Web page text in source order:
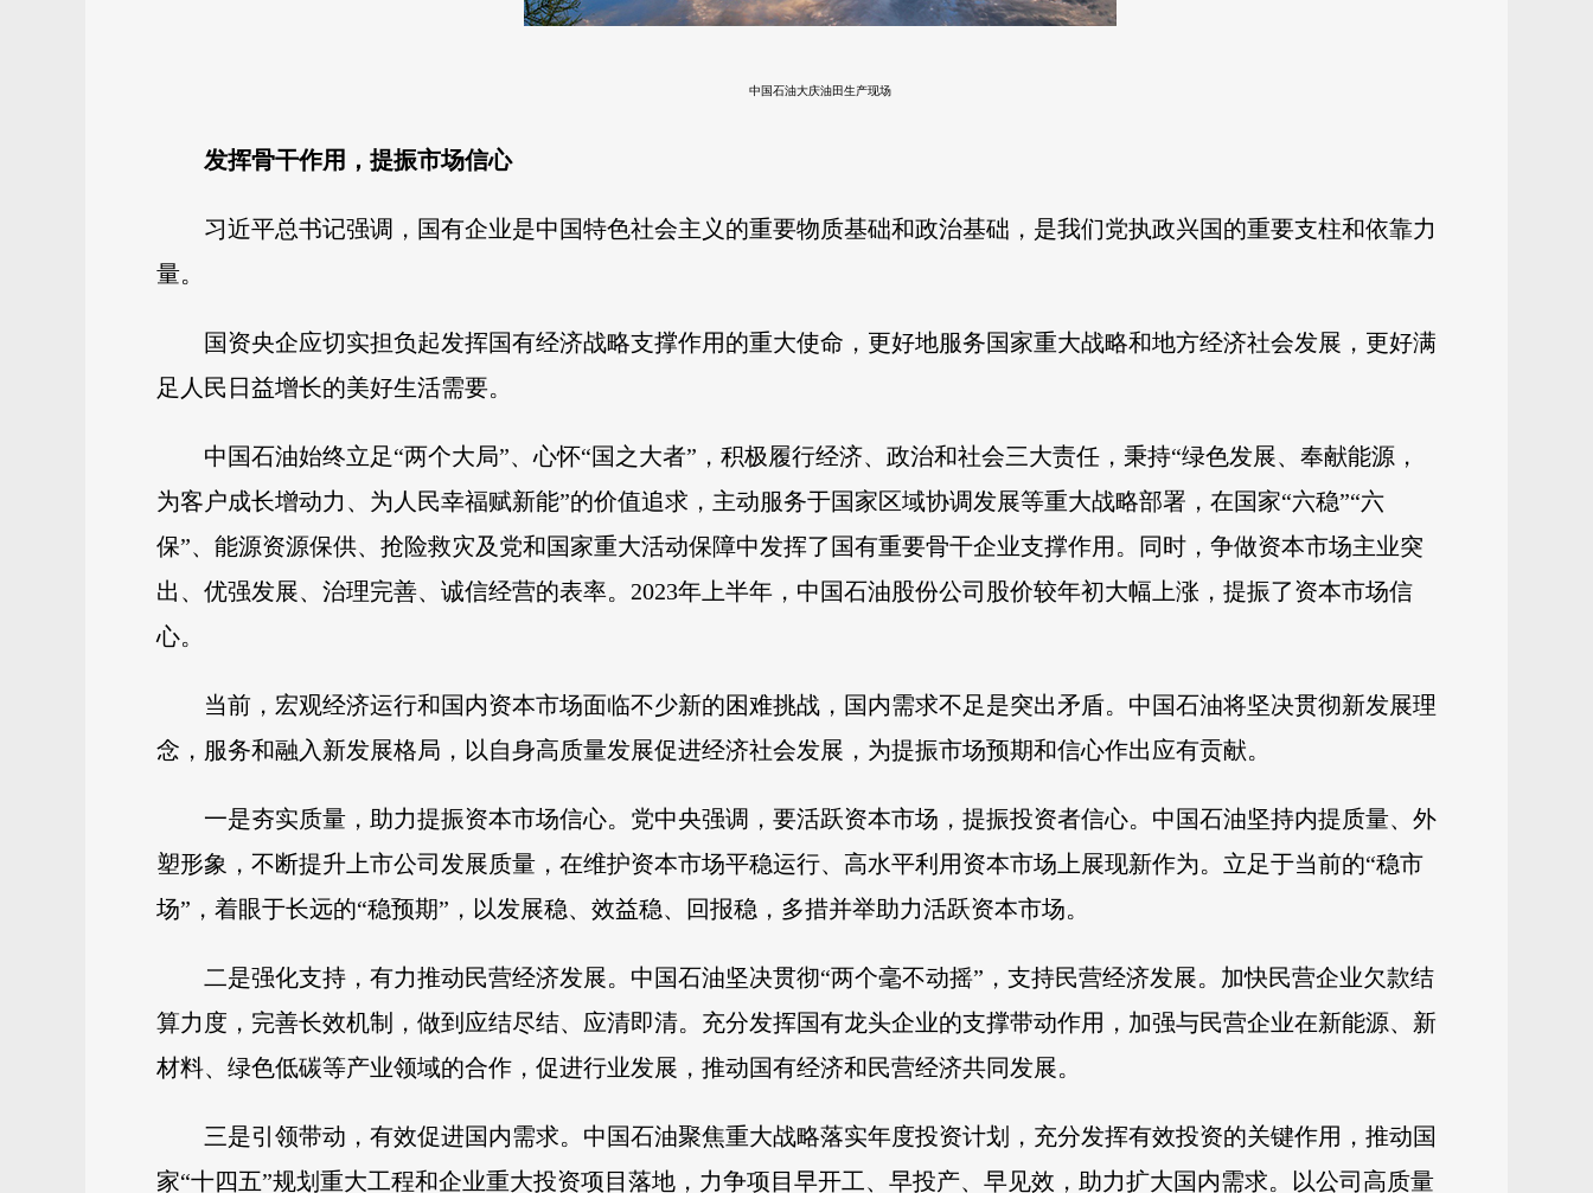
中国石油大庆油田生产现场
发挥骨干作用，提振市场信心
习近平总书记强调，国有企业是中国特色社会主义的重要物质基础和政治基础，是我们党执政兴国的重要支柱和依靠力
量。
国资央企应切实担负起发挥国有经济战略支撑作用的重大使命，更好地服务国家重大战略和地方经济社会发展，更好满
足人民日益增长的美好生活需要。
中国石油始终立足“两个大局”、心怀“国之大者”，积极履行经济、政治和社会三大责任，秉持“绿色发展、奉献能源，
为客户成长增动力、为人民幸福赋新能”的价值追求，主动服务于国家区域协调发展等重大战略部署，在国家“六稳”“六
保”、能源资源保供、抢险救灾及党和国家重大活动保障中发挥了国有重要骨干企业支撑作用。同时，争做资本市场主业突
出、优强发展、治理完善、诚信经营的表率。2023年上半年，中国石油股份公司股价较年初大幅上涨，提振了资本市场信
心。
当前，宏观经济运行和国内资本市场面临不少新的困难挑战，国内需求不足是突出矛盾。中国石油将坚决贯彻新发展理
念，服务和融入新发展格局，以自身高质量发展促进经济社会发展，为提振市场预期和信心作出应有贡献。
一是夯实质量，助力提振资本市场信心。党中央强调，要活跃资本市场，提振投资者信心。中国石油坚持内提质量、外
塑形象，不断提升上市公司发展质量，在维护资本市场平稳运行、高水平利用资本市场上展现新作为。立足于当前的“稳市
场”，着眼于长远的“稳预期”，以发展稳、效益稳、回报稳，多措并举助力活跃资本市场。
二是强化支持，有力推动民营经济发展。中国石油坚决贯彻“两个毫不动摇”，支持民营经济发展。加快民营企业欠款结
算力度，完善长效机制，做到应结尽结、应清即清。充分发挥国有龙头企业的支撑带动作用，加强与民营企业在新能源、新
材料、绿色低碳等产业领域的合作，促进行业发展，推动国有经济和民营经济共同发展。
三是引领带动，有效促进国内需求。中国石油聚焦重大战略落实年度投资计划，充分发挥有效投资的关键作用，推动国
家“十四五”规划重大工程和企业重大投资项目落地，力争项目早开工、早投产、早见效，助力扩大国内需求。以公司高质量